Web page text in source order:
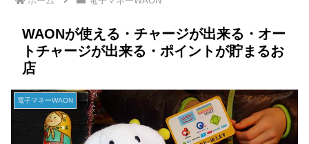
WAONが使える・チャージが出来る・オー
トチャージが出来る・ポイントが貯まるお
店
電子マネーWAON